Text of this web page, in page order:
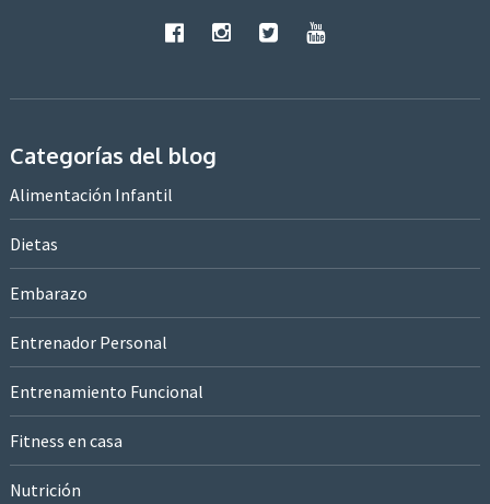
Categorías del blog
Alimentación Infantil
Dietas
Embarazo
Entrenador Personal
Entrenamiento Funcional
Fitness en casa
Nutrición